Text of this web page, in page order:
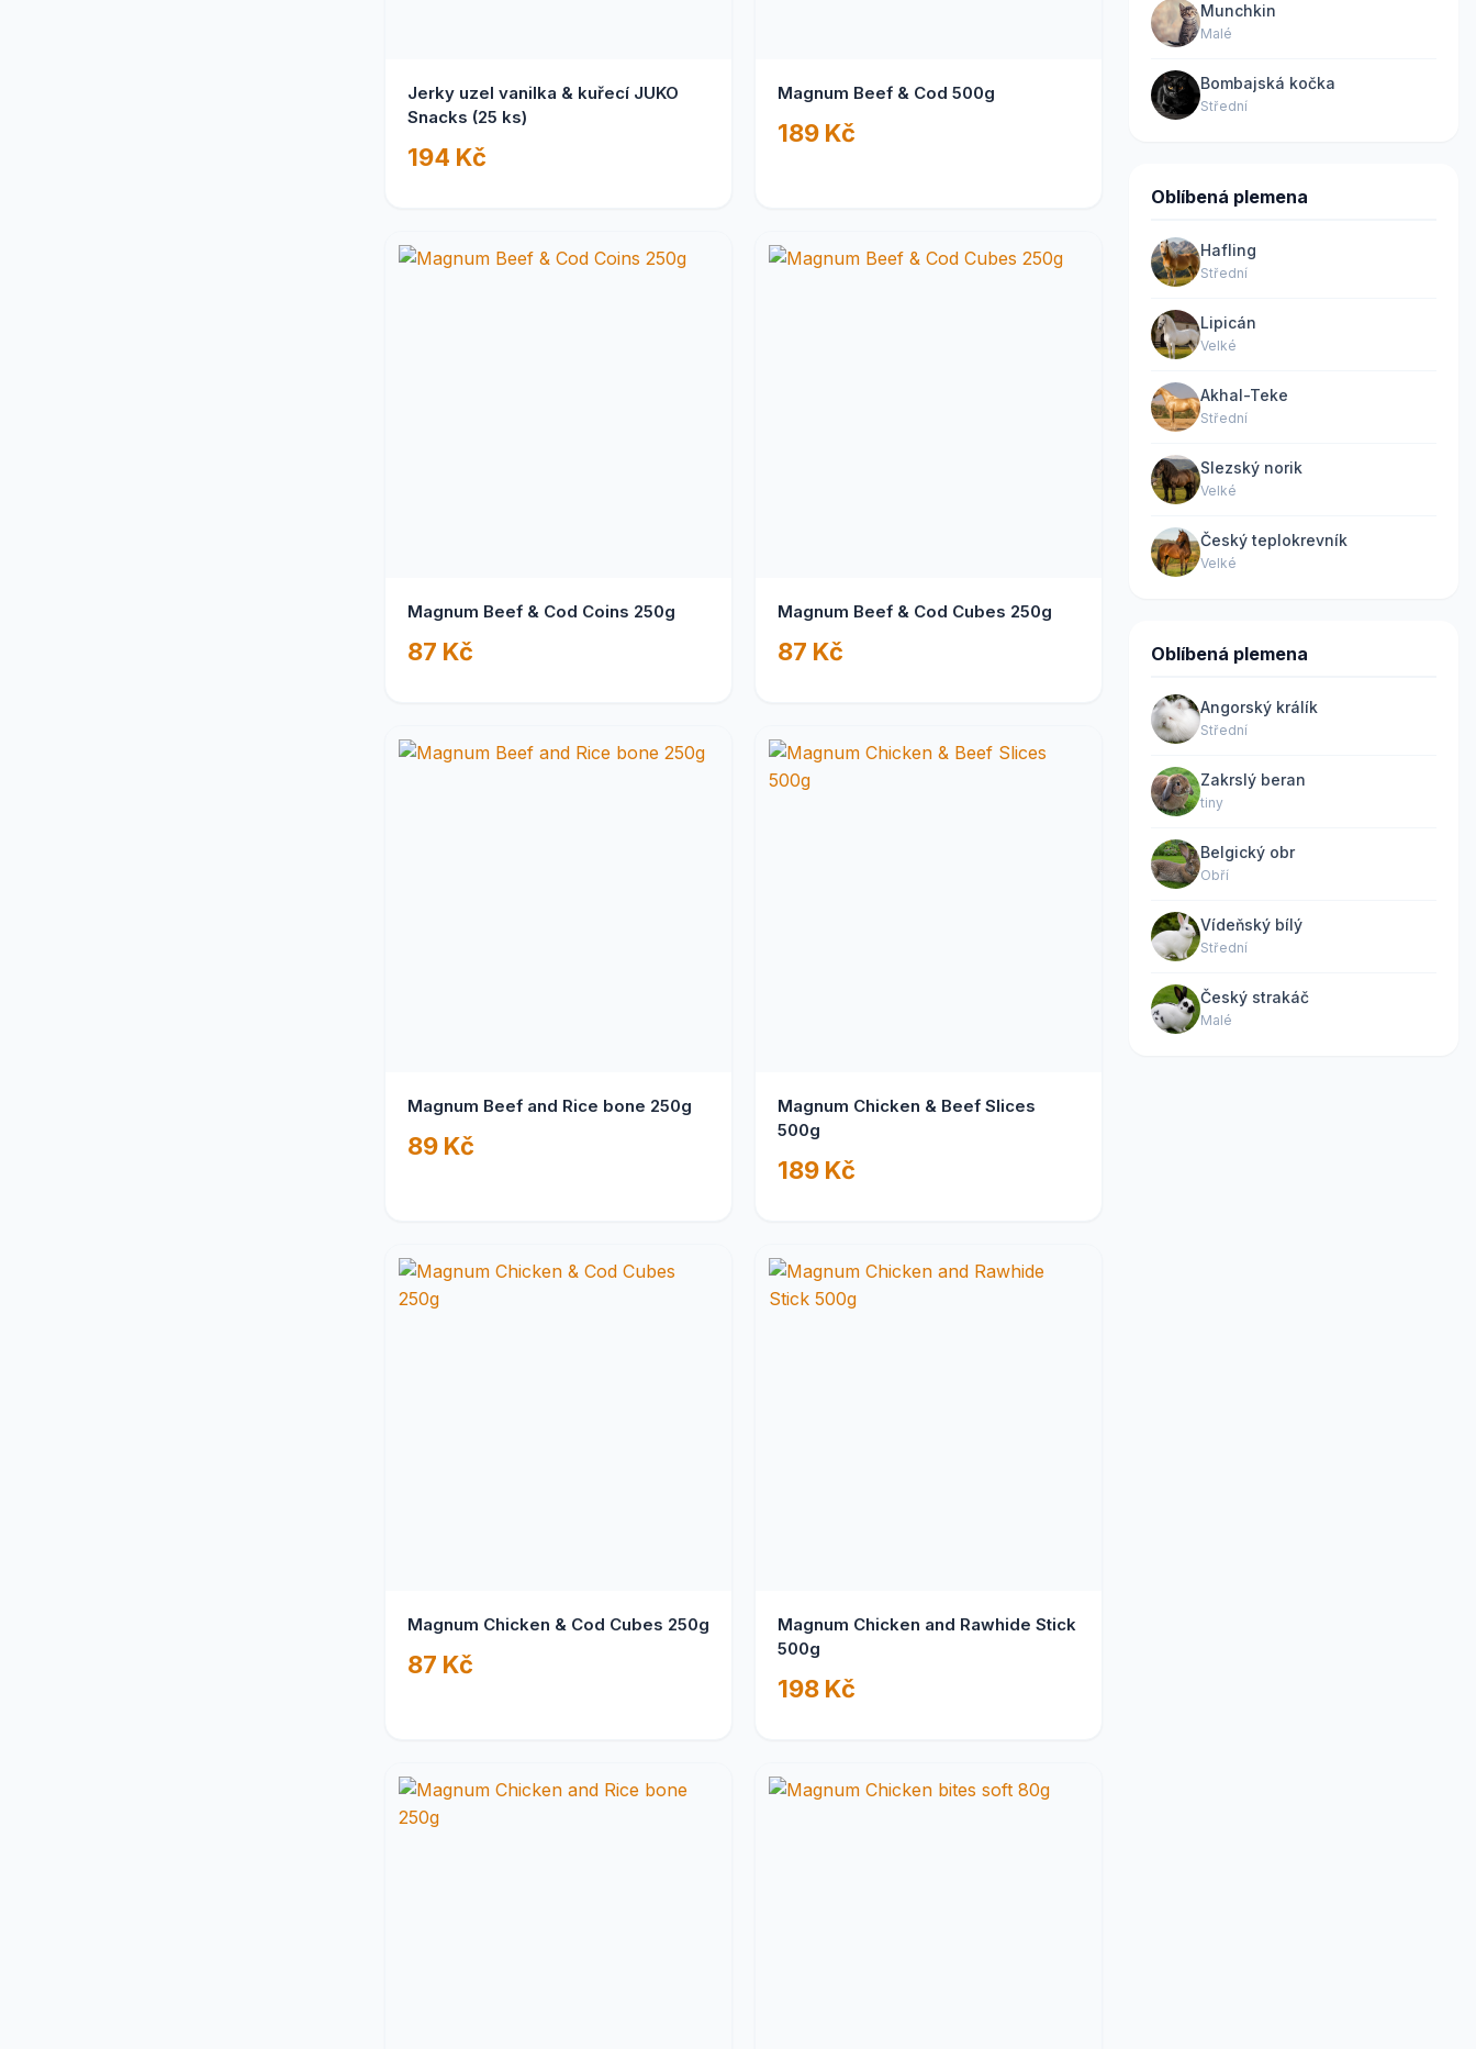
Jerky uzel vanilka & kuřecí JUKO
Snacks (25 ks)
194 Kč
Magnum Beef & Cod 500g
189 Kč
Magnum Beef & Cod Coins 250g
87 Kč
Magnum Beef & Cod Cubes 250g
87 Kč
Magnum Beef and Rice bone 250g
89 Kč
Magnum Chicken & Beef Slices
500g
189 Kč
Magnum Chicken & Cod Cubes 250g
87 Kč
Magnum Chicken and Rawhide Stick
500g
198 Kč
Munchkin
Malé
Bombajská kočka
Střední
Oblíbená plemena
Hafling
Střední
Lipicán
Velké
Akhal-Teke
Střední
Slezský norik
Velké
Český teplokrevník
Velké
Oblíbená plemena
Angorský králík
Střední
Zakrslý beran
tiny
Belgický obr
Obří
Vídeňský bílý
Střední
Český strakáč
Malé